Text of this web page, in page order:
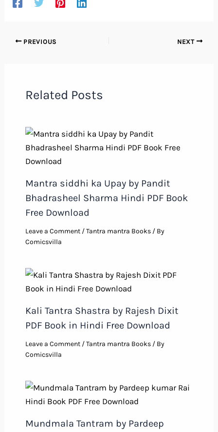
PREVIOUS NEXT
Related Posts
Mantra siddhi ka Upay by Pandit
Bhadrasheel Sharma Hindi PDF Book
Free Download
Leave a Comment /Tantra mantra Books/ By
Comicsvilla
Kali Tantra Shastra by Rajesh Dixit
PDF Book in Hindi Free Download
Leave a Comment /Tantra mantra Books/ By
Comicsvilla
Mundmala Tantram by Pardeep